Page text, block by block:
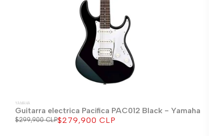
YAMAHA
Guitarra electrica Pacifica PAC012 Black - Yamaha
Precio
$299,900 CLPPrecio
$279,900 CLP